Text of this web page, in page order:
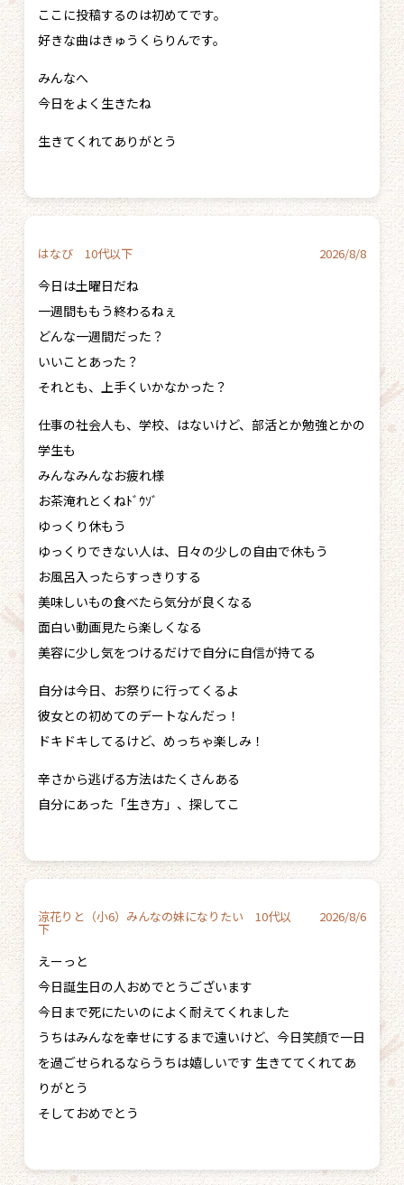
ここに投稿するのは初めてです。
好きな曲はきゅうくらりんです。
みんなへ
今日をよく生きたね
生きてくれてありがとう
はなび 10代以下 2026/8/8
今日は土曜日だね
一週間ももう終わるねぇ
どんな一週間だった？
いいことあった？
それとも、上手くいかなかった？
仕事の社会人も、学校、はないけど、部活とか勉強とかの
学生も
みんなみんなお疲れ様
お茶淹れとくねﾄﾞｳｿﾞ
ゆっくり休もう
ゆっくりできない人は、日々の少しの自由で休もう
お風呂入ったらすっきりする
美味しいもの食べたら気分が良くなる
面白い動画見たら楽しくなる
美容に少し気をつけるだけで自分に自信が持てる
自分は今日、お祭りに行ってくるよ
彼女との初めてのデートなんだっ！
ドキドキしてるけど、めっちゃ楽しみ！
辛さから逃げる方法はたくさんある
自分にあった「生き方」、探してこ
涼花りと（小6）みんなの妹になりたい 10代以
下
2026/8/6
えーっと
今日誕生日の人おめでとうございます
今日まで死にたいのによく耐えてくれました
うちはみんなを幸せにするまで遠いけど、今日笑顔で一日
を過ごせられるならうちは嬉しいです 生きててくれてあ
りがとう
そしておめでとう